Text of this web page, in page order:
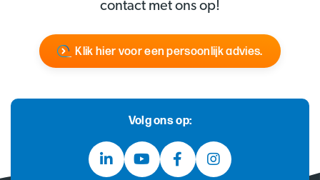
contact met ons op!
Klik hier voor een persoonlijk advies.
Volg ons op: